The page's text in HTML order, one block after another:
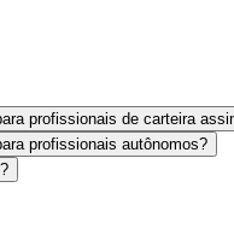
profissionais de carteira
profissionais autônomos?